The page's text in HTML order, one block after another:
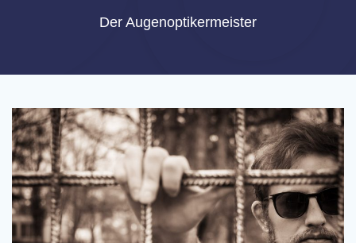
Der Augenoptikermeister